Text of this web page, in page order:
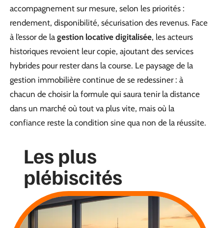
accompagnement sur mesure, selon les priorités :
rendement, disponibilité, sécurisation des revenus. Face
à l’essor de la gestion locative digitalisée, les acteurs
historiques revoient leur copie, ajoutant des services
hybrides pour rester dans la course. Le paysage de la
gestion immobilière continue de se redessiner : à
chacun de choisir la formule qui saura tenir la distance
dans un marché où tout va plus vite, mais où la
confiance reste la condition sine qua non de la réussite.
Les plus
plébiscités